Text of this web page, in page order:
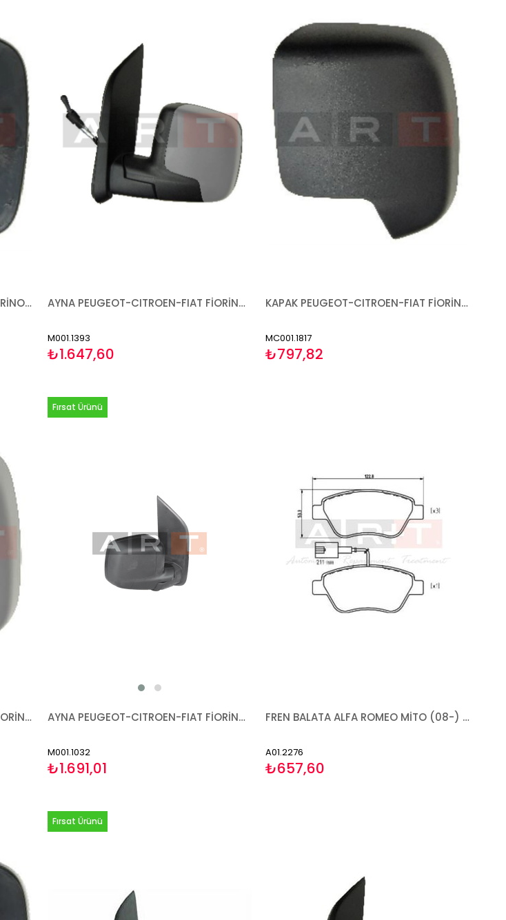
CAM PEUGEOT-CITROEN-FIAT FİORİNO BİPPER NEMO 2007- ISITMALI SAĞ AYNA PEUGEOT-CITROEN-FIAT FİORİNO BİPPER NEMO 2007- MEKANİK ASTARLI SOL
M001.1393
₺1.647,60
KAPAK PEUGEOT-CITROEN-FIAT FİORİNO BİPPER NEMO 2007- SAĞ
MC001.1817
₺797,82
KAPAK PEUGEOT-CITROEN-FIAT FİORİNO BİPPER NEMO 2007- ASTARLI SOL AYNA PEUGEOT-CITROEN-FIAT FİORİNO BİPPER NEMO 2007- ELEKTRİKLİ ISITMALI SENSÖRLÜ SAĞ
M001.1032
₺1.691,01
Fırsat Ürünü
FREN BALATA ALFA ROMEO MİTO (08-) CİTROEN NEMO (08-) FİAT 500 (07-) 500C (09-) BRAVO (06-) DOBLO (00-) FİORİNO (07-) GRANDE PUNTO (05-13) LİNEA (07-) PANDA (03-) PUNTO (12-) PUNTO EVO (08-) STİLO (01-10) LANCİA MUSA (04-12) PEUGEOT BİPPER (08-) KÜÇÜK TİP
A01.2276
₺657,60
Fırsat Ürünü